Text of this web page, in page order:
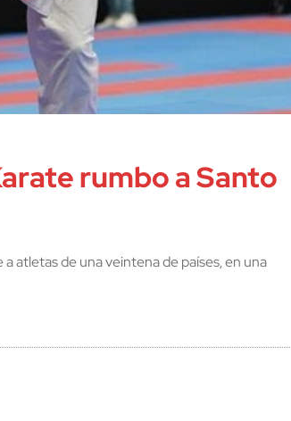
rumbo a Santo
atletas de una veintena de países, en una